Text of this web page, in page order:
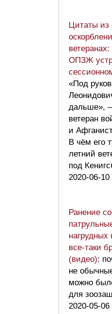
Цитаты из
ОПЗЖ
«Под
дальше»,
ветеран
и
В чём его
летний
под
2020-06-
Ранение
нагрудных
все-таки
(видео):
не
можно
для
2020-05-